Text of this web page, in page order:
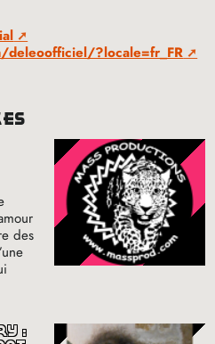
?locale=fr_FR
des